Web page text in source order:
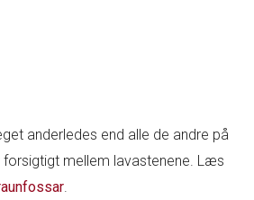
anderledes end alle de andre på
forsigtigt mellem lavastenene. Læs